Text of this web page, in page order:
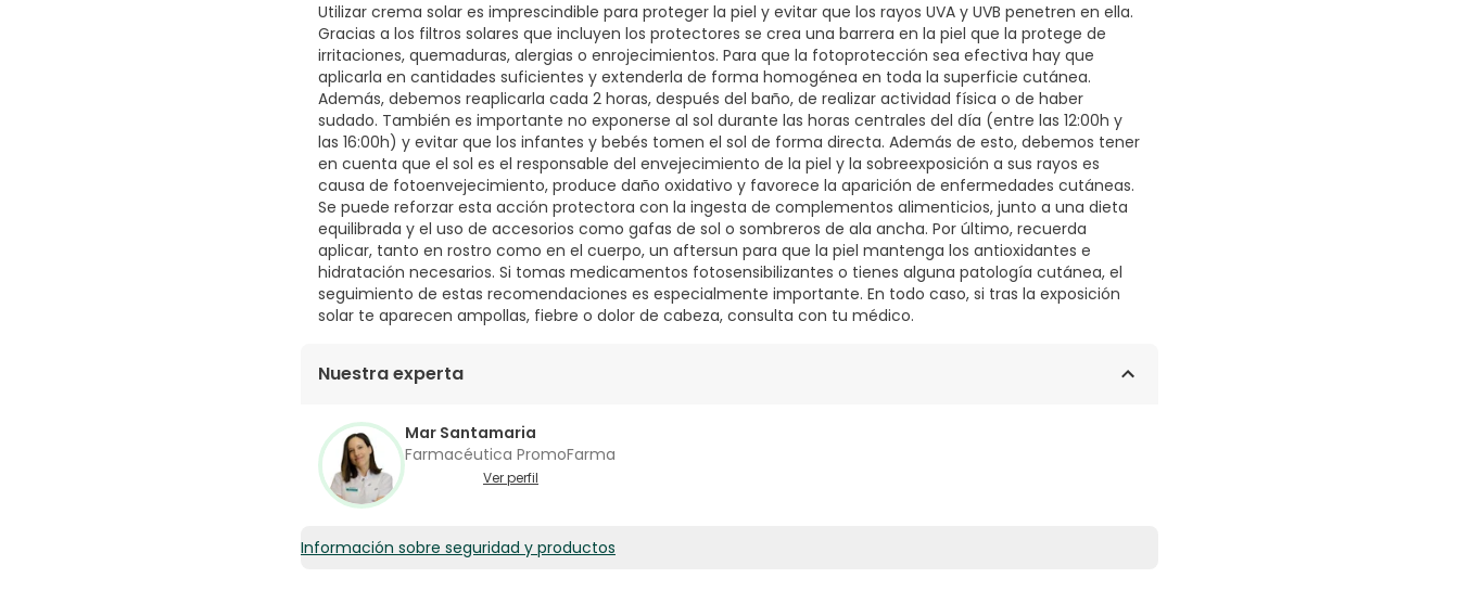
Utilizar crema solar es imprescindible para proteger la piel y evitar que los rayos UVA y UVB penetren en ella.
Gracias a los filtros solares que incluyen los protectores se crea una barrera en la piel que la protege de
irritaciones, quemaduras, alergias o enrojecimientos. Para que la fotoprotección sea efectiva hay que
aplicarla en cantidades suficientes y extenderla de forma homogénea en toda la superficie cutánea.
Además, debemos reaplicarla cada 2 horas, después del baño, de realizar actividad física o de haber
sudado. También es importante no exponerse al sol durante las horas centrales del día (entre las 12:00h y
las 16:00h) y evitar que los infantes y bebés tomen el sol de forma directa. Además de esto, debemos tener
en cuenta que el sol es el responsable del envejecimiento de la piel y la sobreexposición a sus rayos es
causa de fotoenvejecimiento, produce daño oxidativo y favorece la aparición de enfermedades cutáneas.
Se puede reforzar esta acción protectora con la ingesta de complementos alimenticios, junto a una dieta
equilibrada y el uso de accesorios como gafas de sol o sombreros de ala ancha. Por último, recuerda
aplicar, tanto en rostro como en el cuerpo, un aftersun para que la piel mantenga los antioxidantes e
hidratación necesarios. Si tomas medicamentos fotosensibilizantes o tienes alguna patología cutánea, el
seguimiento de estas recomendaciones es especialmente importante. En todo caso, si tras la exposición
solar te aparecen ampollas, fiebre o dolor de cabeza, consulta con tu médico.
Nuestra experta
Mar Santamaria
Farmacéutica PromoFarma
Ver perfil
Información sobre seguridad y productos